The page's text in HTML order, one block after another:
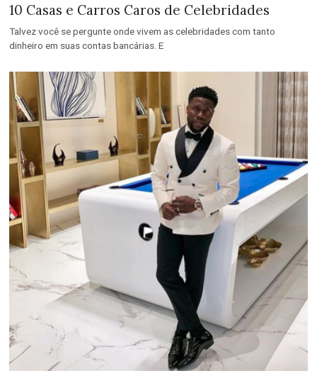
10 Casas e Carros Caros de Celebridades
Talvez você se pergunte onde vivem as celebridades com tanto
dinheiro em suas contas bancárias. E